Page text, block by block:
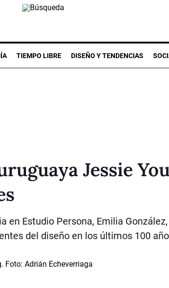
TIEMPO LIBRE DISEÑO Y TENDENCIAS
Jessie
en Estudio Persona, Emilia
del diseño en los últimos 100